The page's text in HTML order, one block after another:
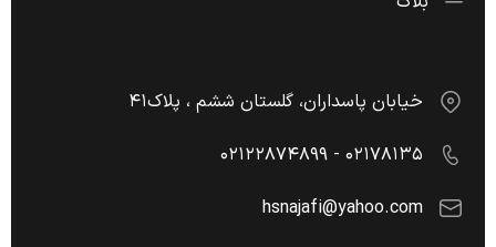
خیابان پاسداران، گلستان ششم ، پلاک۴۱
۰۲۱۷۸۱۳۵ - ۰۲۱۲۲۸۷۴۸۹۹
hsnajafi@yahoo.com